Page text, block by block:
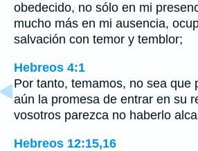
obedecido, no sólo en mi
mucho más en mi ausencia,
salvación con temor y temblor;
Hebreos 4:1
Por tanto, temamos, no sea que
aún la promesa de entrar en su
vosotros parezca no haberlo
Hebreos 12:15,16